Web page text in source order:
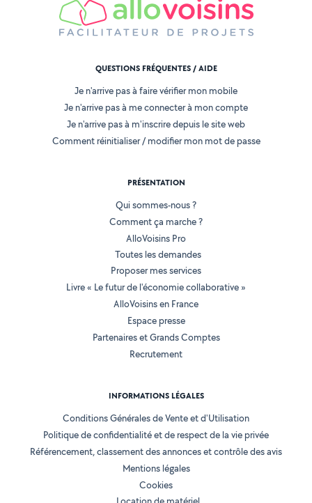
QUESTIONS FRÉQUENTES / AIDE
Je n'arrive pas à faire vérifier mon mobile
Je n'arrive pas à me connecter à mon compte
Je n'arrive pas à m'inscrire depuis le site web
Comment réinitialiser / modifier mon mot de passe
PRÉSENTATION
Qui sommes-nous ?
Comment ça marche ?
AlloVoisins Pro
Toutes les demandes
Proposer mes services
Livre « Le futur de l'économie collaborative »
AlloVoisins en France
Espace presse
Partenaires et Grands Comptes
Recrutement
INFORMATIONS LÉGALES
Conditions Générales de Vente et d'Utilisation
Politique de confidentialité et de respect de la vie privée
Référencement, classement des annonces et contrôle des avis
Mentions légales
Cookies